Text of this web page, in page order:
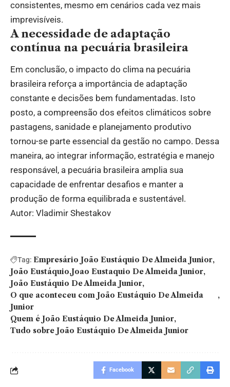
consistentes, mesmo em cenários cada vez mais
imprevisíveis.
A necessidade de adaptação
contínua na pecuária brasileira
Em conclusão, o impacto do clima na pecuária
brasileira reforça a importância de adaptação
constante e decisões bem fundamentadas. Isto
posto, a compreensão dos efeitos climáticos sobre
pastagens, sanidade e planejamento produtivo
tornou-se parte essencial da gestão no campo. Dessa
maneira, ao integrar informação, estratégia e manejo
responsável, a pecuária brasileira amplia sua
capacidade de enfrentar desafios e manter a
produção de forma equilibrada e sustentável.
Autor: Vladimir Shestakov
Tag: Empresário João Eustáquio De Almeida Junior
João Eustáquio Joao Eustaquio De Almeida Junior
João Eustáquio De Almeida Junior
O que aconteceu com João Eustáquio De Almeida
Junior
Quem é João Eustáquio De Almeida Junior
Tudo sobre João Eustáquio De Almeida Junior
Facebook